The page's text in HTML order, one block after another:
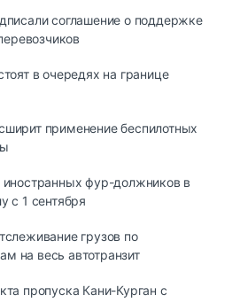
соглашение о поддержке
в очередях на границе
применение беспилотных
иностранных фур-должников в
с 1 сентября
грузов по
на весь автотранзит
пропуска Кани-Курган с